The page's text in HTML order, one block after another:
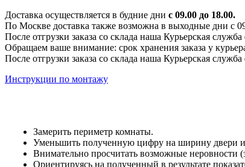
Доставка осуществляется в будние дни с 09.00 до 18.00.
По Москве доставка также возможна в выходные дни с
После отгрузки заказа со склада наша Курьерская
Обращаем ваше внимание: срок хранения заказа у
После отгрузки заказа со склада наша Курьерская
Инструкции по монтажу
Замерить периметр комнаты.
Уменьшить полученную цифру на ширину двери и
Внимательно просчитать возможные неровности
Ориентируясь на полученный в результате